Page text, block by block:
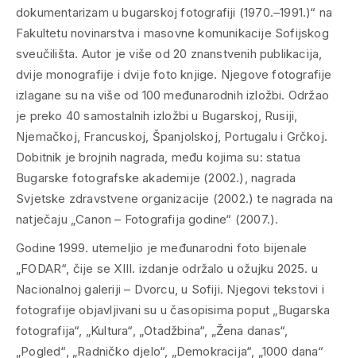
dokumentarizam u bugarskoj fotografiji (1970.–1991.)“ na
Fakultetu novinarstva i masovne komunikacije Sofijskog
sveučilišta. Autor je više od 20 znanstvenih publikacija,
dvije monografije i dvije foto knjige. Njegove fotografije
izlagane su na više od 100 međunarodnih izložbi. Održao
je preko 40 samostalnih izložbi u Bugarskoj, Rusiji,
Njemačkoj, Francuskoj, Španjolskoj, Portugalu i Grčkoj.
Dobitnik je brojnih nagrada, među kojima su: statua
Bugarske fotografske akademije (2002.), nagrada
Svjetske zdravstvene organizacije (2002.) te nagrada na
natječaju „Canon – Fotografija godine“ (2007.).
Godine 1999. utemeljio je međunarodni foto bijenale
„FODAR“, čije se XIII. izdanje održalo u ožujku 2025. u
Nacionalnoj galeriji – Dvorcu, u Sofiji. Njegovi tekstovi i
fotografije objavljivani su u časopisima poput „Bugarska
fotografija“, „Kultura“, „Otadžbina“, „Žena danas“,
„Pogled“, „Radničko djelo“, „Demokracija“, „1000 dana“